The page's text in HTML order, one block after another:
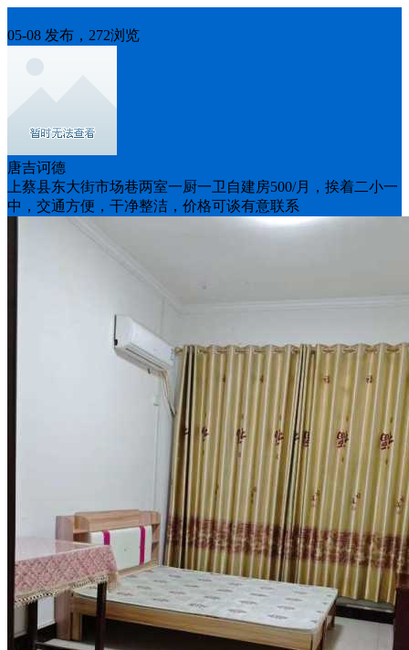
05-08 发布，272浏览
唐吉诃德
上蔡县东大街市场巷两室一厨一卫自建房500/月，挨着二小一
中，交通方便，干净整洁，价格可谈有意联系